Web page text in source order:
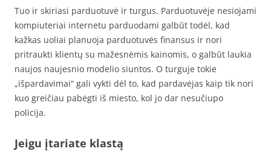
Tuo ir skiriasi parduotuvė ir turgus. Parduotuvėje nesiojami
kompiuteriai internetu parduodami galbūt todėl, kad
kažkas uoliai planuoja parduotuvės finansus ir nori
pritraukti klientų su mažesnėmis kainomis, o galbūt laukia
naujos naujesnio modelio siuntos. O turguje tokie
„išpardavimai“ gali vykti dėl to, kad pardavėjas kaip tik nori
kuo greičiau pabėgti iš miesto, kol jo dar nesučiupo
policija.
Jeigu įtariate klastą